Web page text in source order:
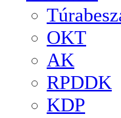
OKT
AK
RPDDK
KDP